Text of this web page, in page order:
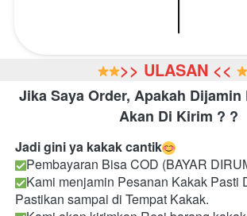
>> ULASAN <<
Jika Saya Order, Apakah Dijamin
Akan Di Kirim ? ?
Jadi gini ya kakak cantik
Pembayaran Bisa COD (BAYAR
Kami menjamin Pesanan Kakak Pasti
Pastikan sampai di Tempat Kakak.